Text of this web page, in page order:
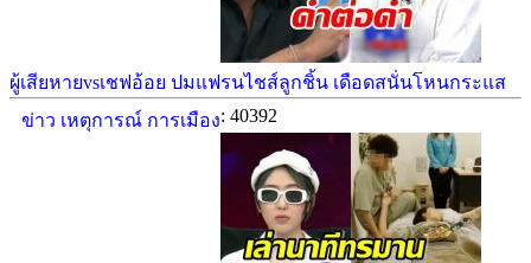
ผู้เสียหายvsเชฟอ้อย ปมแฟรนไชส์ลูกชิ้น เดือดสนั่นโหนกระแส
ข่าว เหตุการณ์ การเมือง: 40392